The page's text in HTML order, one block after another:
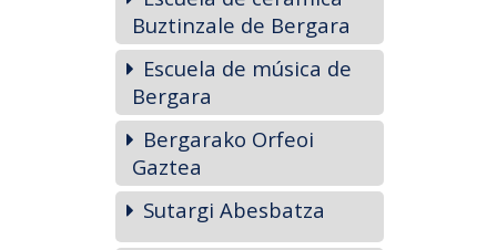
Buztinzale de Bergara
Escuela de música de
Bergara
Bergarako Orfeoi
Gaztea
Sutargi Abesbatza